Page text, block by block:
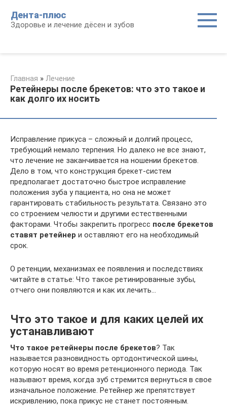
контенту
Дента-плюс
Здоровье и лечение дёсен и зубов
Главная » Лечение
Ретейнеры после брекетов: что это такое и
как долго их носить
Исправление прикуса – сложный и долгий процесс,
требующий немало терпения. Но далеко не все знают,
что лечение не заканчивается на ношении брекетов.
Дело в том, что конструкция брекет-систем
предполагает достаточно быстрое исправление
положения зуба у пациента, но она не может
гарантировать стабильность результата. Связано это
со строением челюсти и другими естественными
факторами. Чтобы закрепить прогресс после брекетов
ставят ретейнер и оставляют его на необходимый
срок.
О ретенции, механизмах ее появления и последствиях
читайте в статье: Что такое ретинированные зубы,
отчего они появляются и как их лечить…
Что это такое и для каких целей их
устанавливают
Что такое ретейнеры после брекетов? Так
называется разновидность ортодонтической шины,
которую носят во время ретенционного периода. Так
называют время, когда зуб стремится вернуться в свое
изначальное положение. Ретейнер же препятствует
искривлению, пока прикус не станет постоянным.